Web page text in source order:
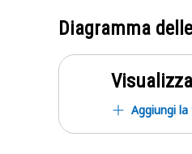
Diagramma
Aggiungi